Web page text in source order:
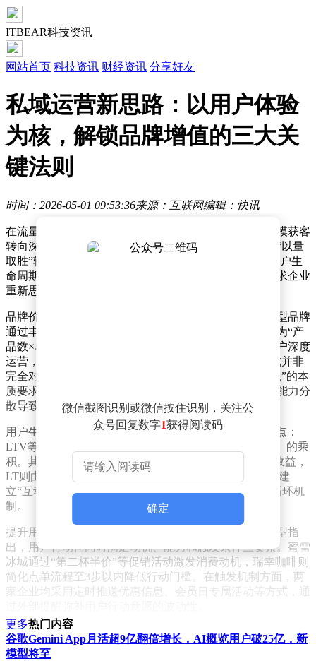
ITBEAR科技资讯
网站首页 科技资讯 财经资讯 分享好友
私域运营新思路：以用户体验
为核，解锁品牌增值的三大关
键法则
时间：2026-05-01 09:53:36来源：互联网编辑：快讯
在流量成本持续攀升的背景下，企业运营策略正从大规模获客
转向深度挖掘存量用户价值。私域运营的核心逻辑已从“以量
取胜”转变为“以质取胜”，即通过精细化服务提升单个用户生
命周期价值，而非单纯追求用户数量增长。这种转变要求企业
重新思考产品策略与用户关系的构建方式。
品牌价值计算存在两种典型模式：以小米为代表的渠道型品牌
通过丰富产品矩阵扩大用户覆盖面，其价值公式可简化为“产
品数×单款利润”；以苹果为代表的生态型品牌则聚焦用户深度
运营，价值公式表现为“用户数×单用户价值”。两种模式并非
完全对立，但在私域场景下，后者更符合“用户体验优先”的本
质要求。当企业过度追求产品品类扩张时，可能因服务能力分
散导致用户体验下降，最终损害品牌价值。
用户生命周期价值（LTV）的构成要素揭示了运营关键点：
LTV等于用户单位时间收益（ARPU）与生命周期（LT）的乘
积。其中ARPU包含直接消费收益和广告、加盟等间接收益，
LT则由用户互动频次与单次时长共同决定。这要求企业建
立“互动频次提升-留存周期延长-商业价值增长”的正向循环机
制。
提升用户互动频次需运用行为设计学原理。福格行为模型指
出，用户行动需同时满足动机、能力和触发条件三要素。蜜雪
冰城通过“第二杯半价”等促销活动激发消费动机，瑞幸咖啡则
简化点单流程至3步以内降低行动门槛。在触发机制方面，两
家企业均采用定时推送优惠信息、会员日专属活动等方式，通
延长单次互动时长可借助目标梯度效应。瑞幸咖啡的会员体系
将成长路径拆解为7个等级，每个阶段设置明确的小蓝豆积分
微信截图识别或微信按住识别，关注公
众号回复数字1获得阅读码
确定
更多热门内容
谷歌Gemini App月活超9亿翻倍增长，AI概览用户破25亿，新
模型将至